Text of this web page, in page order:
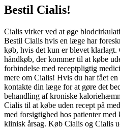
Bestil Cialis!
Cialis virker ved at øge
Bestil Cialis hvis en læge har
køb, hvis det kun er blevet
håndkøb, der kommer til at købe
forbindelse med receptpligtig
mere om Cialis! Hvis du har fået
kontakte din læge for at gøre det
behandling af kroniske
Cialis til at købe uden recept på
med forsigtighed hos patienter
klinisk årsag. Køb Cialis og Cialis